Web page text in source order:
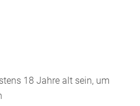
18 Jahre alt sein, um